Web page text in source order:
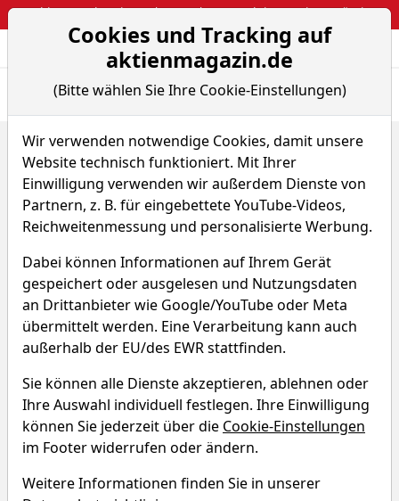
Webinar: So kassierst du trotzdem attraktive Optionsprämien
Aktien- und
Home
Fonds
iShares Sustainable MSCI Emerging Markets SRI UCIT...
iShares Sustainable MSCI
Emerging Markets SRI UCITS
ETF
WKN A2AFCZ ISIN IE00BYVJRP78
10,931 $ +0,26 %
Echtzeit-Aktienkurs 05.08.2026, 19:59 Uhr
Chart des iShares Sustainable
Cookies und Tracking auf
aktienmagazin.de
(Bitte wählen Sie Ihre Cookie-Einstellungen)
Wir verwenden notwendige Cookies, damit unsere
Website technisch funktioniert. Mit Ihrer
Einwilligung verwenden wir außerdem Dienste von
Partnern, z. B. für eingebettete YouTube-Videos,
Reichweitenmessung und personalisierte Werbung.
Dabei können Informationen auf Ihrem Gerät
gespeichert oder ausgelesen und Nutzungsdaten
an Drittanbieter wie Google/YouTube oder Meta
übermittelt werden. Eine Verarbeitung kann auch
außerhalb der EU/des EWR stattfinden.
Sie können alle Dienste akzeptieren, ablehnen oder
Ihre Auswahl individuell festlegen. Ihre Einwilligung
können Sie jederzeit über die Cookie-Einstellungen
im Footer widerrufen oder ändern.
Weitere Informationen finden Sie in unserer